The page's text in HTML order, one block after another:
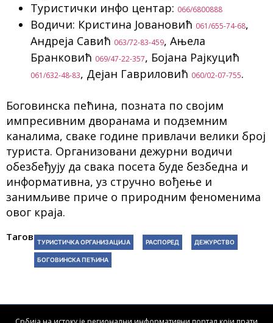
Туристички инфо центар: 066/6800888
Водичи: Кристина Јовановић 061/655-74-68,
Андреја Савић 063/72-83-459, Ањела
Бранковић 069/47-22-357, Бојана Рајкуцић
061/632-48-83, Дејан Гавриловић 060/02-07-755.
Боговинска пећина, позната по својим
импресивним дворанама и подземним
каналима, сваке године привлачи велики број
туриста. Организовани дежурни водичи
обезбеђују да свака посета буде безбедна и
информативна, уз стручно вођење и
занимљиве приче о природним феноменима
овог краја.
Тагови:ТУРИСТИЧКА ОРГАНИЗАЦИЈА РАСПОРЕД ДЕЖУРСТВО
БОГОВИНСКА ПЕЋИНА